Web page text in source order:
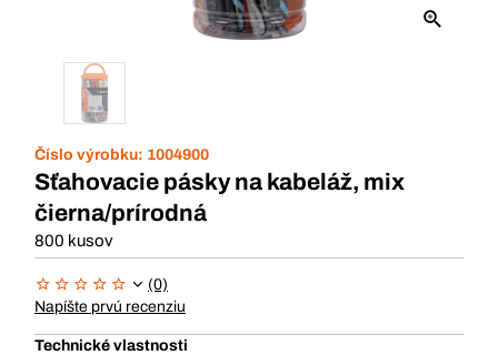
Číslo výrobku: 1004900
Sťahovacie pásky na kabeláž, mix
čierna/prírodná
800 kusov
(0)
Napíšte prvú recenziu
Technické vlastnosti